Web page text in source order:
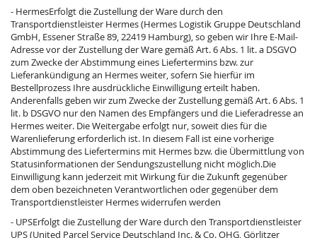
- HermesErfolgt die Zustellung der Ware durch den
Transportdienstleister Hermes (Hermes Logistik Gruppe Deutschland
GmbH, Essener Straße 89, 22419 Hamburg), so geben wir Ihre E-Mail-
Adresse vor der Zustellung der Ware gemäß Art. 6 Abs. 1 lit. a DSGVO
zum Zwecke der Abstimmung eines Liefertermins bzw. zur
Lieferankündigung an Hermes weiter, sofern Sie hierfür im
Bestellprozess Ihre ausdrückliche Einwilligung erteilt haben.
Anderenfalls geben wir zum Zwecke der Zustellung gemäß Art. 6 Abs. 1
lit. b DSGVO nur den Namen des Empfängers und die Lieferadresse an
Hermes weiter. Die Weitergabe erfolgt nur, soweit dies für die
Warenlieferung erforderlich ist. In diesem Fall ist eine vorherige
Abstimmung des Liefertermins mit Hermes bzw. die Übermittlung von
Statusinformationen der Sendungszustellung nicht möglich.Die
Einwilligung kann jederzeit mit Wirkung für die Zukunft gegenüber
dem oben bezeichneten Verantwortlichen oder gegenüber dem
Transportdienstleister Hermes widerrufen werden
- UPSErfolgt die Zustellung der Ware durch den Transportdienstleister
UPS (United Parcel Service Deutschland Inc. & Co. OHG, Görlitzer